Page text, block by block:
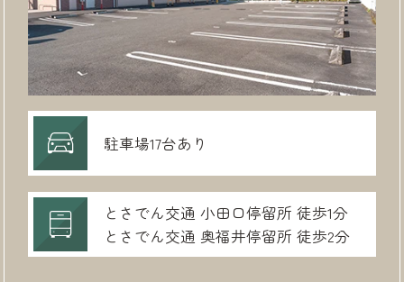
駐車場17台あり
とさでん交通 小田口停留所 徒歩1分
とさでん交通 奥福井停留所 徒歩2分